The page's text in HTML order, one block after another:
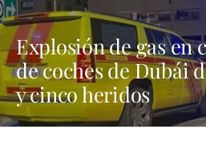
Explosión de gas en
de coches de Dubái
y cinco heridos